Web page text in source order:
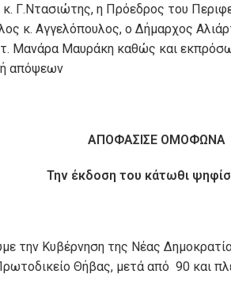
Γ.Ντασιώτης, η Πρόεδρος του
κ. Αγγελόπουλος, ο Δήμαρχος
Μανάρα Μαυράκη καθώς και
απόψεων
ΑΠΟΦΑΣΙΣΕ ΟΜΟΦΩΝΑ
Την έκδοση του κάτωθι
την Κυβέρνηση της Νέας
Θήβας, μετά από 90 και